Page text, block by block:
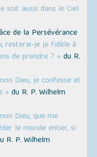
soit aussi dans le Ciel
de la Persévérance
resterai-je je fidèle à
de prendre ? » du R.
Dieu, je confesse et
» du R. P. Wilhelm
Dieu, que me
le monde entier, si
R. P. Wilhelm